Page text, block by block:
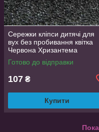
Сережки кліпси дитячі для
вух без пробивання квітка
Червона Хризантема
Готово до відправки
107 ₴
Купити